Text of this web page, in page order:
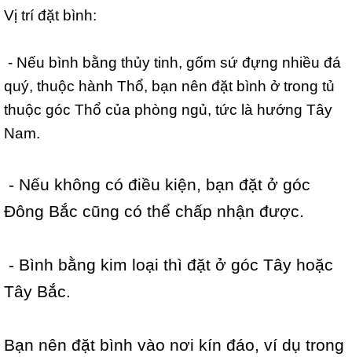
Vị trí đặt bình:
- Nếu bình bằng thủy tinh, gốm sứ đựng nhiều đá
quý, thuộc hành Thổ, bạn nên đặt bình ở trong tủ
thuộc góc Thổ của phòng ngủ, tức là hướng Tây
Nam.
- Nếu không có điều kiện, bạn đặt ở góc
Đông Bắc cũng có thể chấp nhận được.
- Bình bằng kim loại thì đặt ở góc Tây hoặc
Tây Bắc.
Bạn nên đặt bình vào nơi kín đáo, ví dụ trong